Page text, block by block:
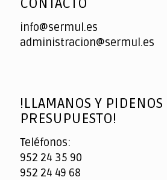
info@sermul.es
administracion@sermul.es
!LLAMANOS Y PIDENOS
PRESUPUESTO!
Teléfonos:
952 24 35 90
952 24 49 68